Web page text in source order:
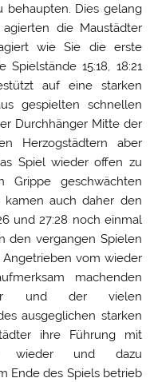
behaupten. Dies gelang
die Maustädter
wie Sie die erste
15:18, 18:21
auf eine starken
gespielten schnellen
Durchhänger Mitte der
Herzogstädtern aber
Spiel wieder offen zu
geschwächten
kamen auch daher den
und 27:28 noch einmal
den vergangen Spielen
vom wieder
machenden
und der vielen
ausgeglichen starken
ihre Führung mit
wieder und dazu
Ende des Spiels betrieb